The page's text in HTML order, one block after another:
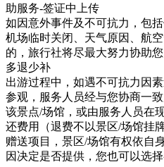
助服务-签证中上传
如因意外事件及不可抗力，包
机场临时关闭、天气原因、航
的，旅行社将尽最大努力协助
多退少补
出游过程中，如遇不可抗力因
参观，服务人员经与您协商一
该景点/场馆，或由服务人员在
还费用（退费不以景区/场馆挂
赠送项目，景区/场馆有权依自
因决定是否提供，您也可以选